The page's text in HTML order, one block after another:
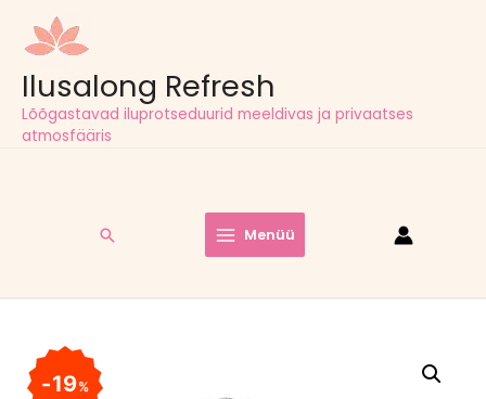
60,00€
Ilusalong Refresh
Lõõgastavad iluprotseduurid meeldivas ja privaatses
atmosfääris
Search
Main
Menüü
19%